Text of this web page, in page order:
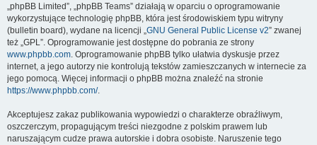
„phpBB Limited”, „phpBB Teams” działają w oparciu o oprogramowanie
wykorzystujące technologię phpBB, która jest środowiskiem typu witryny
(bulletin board), wydane na licencji „GNU General Public License v2” zwanej
też „GPL”. Oprogramowanie jest dostępne do pobrania ze strony
www.phpbb.com. Oprogramowanie phpBB tylko ułatwia dyskusje przez
internet, a jego autorzy nie kontrolują tekstów zamieszczanych w internecie za
jego pomocą. Więcej informacji o phpBB można znaleźć na stronie
https://www.phpbb.com/.
Akceptujesz zakaz publikowania wypowiedzi o charakterze obraźliwym,
oszczerczym, propagującym treści niezgodne z polskim prawem lub
naruszającym cudze prawa autorskie i dobra osobiste. Naruszenie tego